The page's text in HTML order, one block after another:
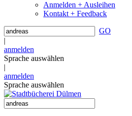
Anmelden + Ausleihen
Kontakt + Feedback
GO
|
anmelden
Sprache auswählen
|
anmelden
Sprache auswählen